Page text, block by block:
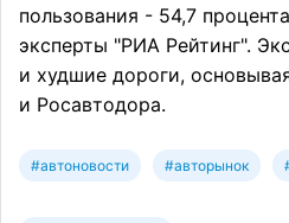
пользования - 54,7
эксперты "РИА Рейтинг".
и худшие дороги,
и Росавтодора.
#автоновости #авторынок